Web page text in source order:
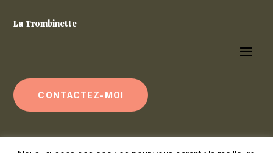
La Trombinette
CONTACTEZ-MOI